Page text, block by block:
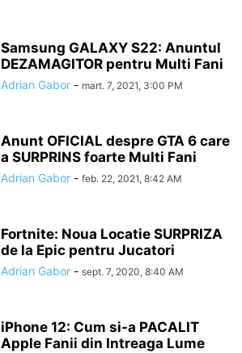
Samsung GALAXY S22: Anuntul
DEZAMAGITOR pentru Multi Fani
Adrian Gabor - mart. 7, 2021, 3:00 PM
Anunt OFICIAL despre GTA 6 care
a SURPRINS foarte Multi Fani
Adrian Gabor - feb. 22, 2021, 8:42 AM
Fortnite: Noua Locatie SURPRIZA
de la Epic pentru Jucatori
Adrian Gabor - sept. 7, 2020, 8:40 AM
iPhone 12: Cum si-a PACALIT
Apple Fanii din Intreaga Lume